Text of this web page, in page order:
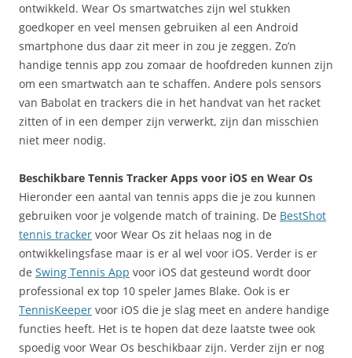
ontwikkeld. Wear Os smartwatches zijn wel stukken
goedkoper en veel mensen gebruiken al een Android
smartphone dus daar zit meer in zou je zeggen. Zo’n
handige tennis app zou zomaar de hoofdreden kunnen zijn
om een smartwatch aan te schaffen. Andere pols sensors
van Babolat en trackers die in het handvat van het racket
zitten of in een demper zijn verwerkt, zijn dan misschien
niet meer nodig.
Beschikbare Tennis Tracker Apps voor iOS en Wear Os
Hieronder een aantal van tennis apps die je zou kunnen
gebruiken voor je volgende match of training. De BestShot
tennis tracker voor Wear Os zit helaas nog in de
ontwikkelingsfase maar is er al wel voor iOS. Verder is er
de Swing Tennis App voor iOS dat gesteund wordt door
professional ex top 10 speler James Blake. Ook is er
TennisKeeper voor iOS die je slag meet en andere handige
functies heeft. Het is te hopen dat deze laatste twee ook
spoedig voor Wear Os beschikbaar zijn. Verder zijn er nog